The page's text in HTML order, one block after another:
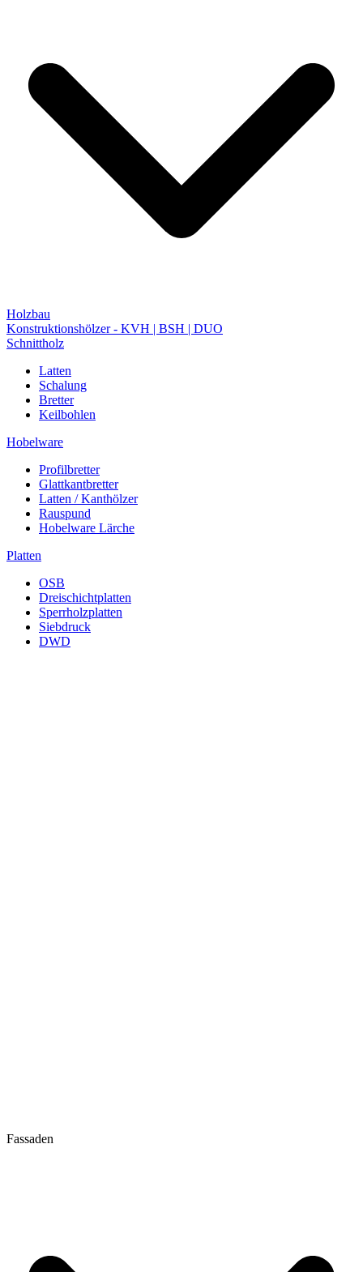
Holzbau
Konstruktionshölzer - KVH | BSH | DUO
Schnittholz
Latten
Schalung
Bretter
Keilbohlen
Hobelware
Profilbretter
Glattkantbretter
Latten / Kanthölzer
Rauspund
Hobelware Lärche
Platten
OSB
Dreischichtplatten
Sperrholzplatten
Siebdruck
DWD
Fassaden